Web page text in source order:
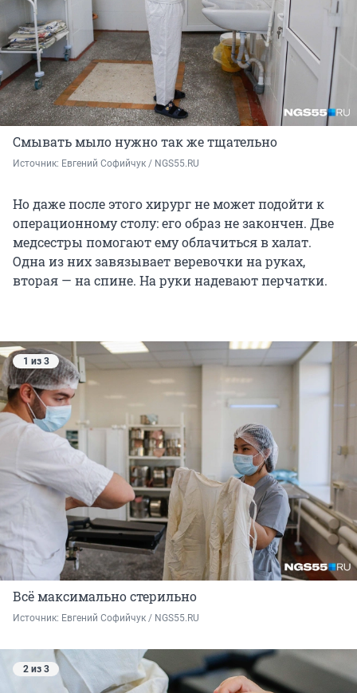
Смывать мыло нужно так же тщательно
Источник: Евгений Софийчук / NGS55.RU
Но даже после этого хирург не может подойти к
операционному столу: его образ не закончен. Две
медсестры помогают ему облачиться в халат.
Одна из них завязывает веревочки на руках,
вторая — на спине. На руки надевают перчатки.
1 из 3
Всё максимально стерильно
Источник: Евгений Софийчук / NGS55.RU
2 из 3